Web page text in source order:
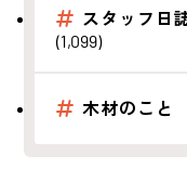
スタッフ日
(1,099)
木材のこと